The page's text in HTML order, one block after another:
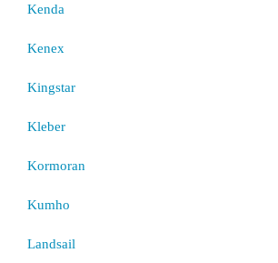
Kenda
Kenex
Kingstar
Kleber
Kormoran
Kumho
Landsail